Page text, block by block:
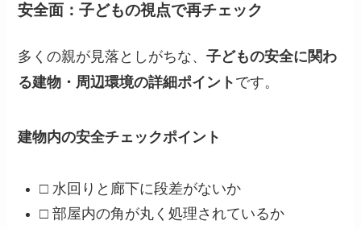
安全面：子どもの視点で再チェック
多くの親が見落としがちな、子どもの安全に関わ
る建物・周辺環境の詳細ポイント です。
建物内の安全チェックポイント
□ 水回りと廊下に段差がないか
□ 部屋内の角が丸く処理されているか